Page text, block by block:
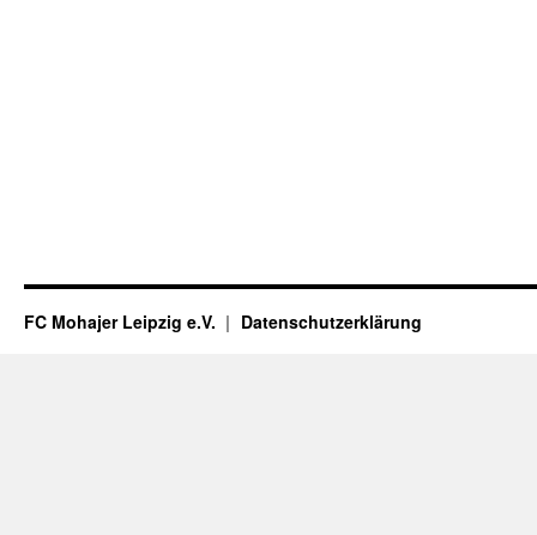
FC Mohajer Leipzig e.V. Datenschutzerklärung